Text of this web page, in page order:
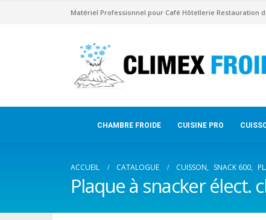
Matériel Professionnel pour Café Hôtellerie Restauration
CHAMBRE FROIDE CUISINE PRO
ACCUEIL CATALOGUE CUISSON, SNACK 600,
Plaque à snacker élect.